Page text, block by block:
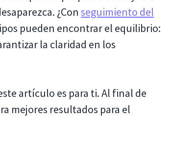
¿Conseguimiento del
pueden encontrar el equilibrio:
la claridad en los
artículo es para ti. Al final de
mejores resultados para el